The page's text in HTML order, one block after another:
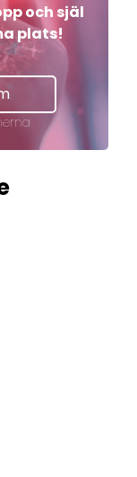
och själ
plats!